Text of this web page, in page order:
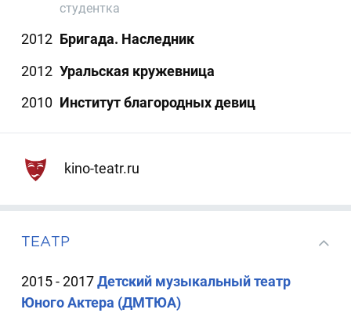
студентка
2012 Бригада. Наследник
2012 Уральская кружевница
2010 Институт благородных девиц
kino-teatr.ru
ТЕАТР
2015 - 2017Детский музыкальный театр
Юного Актера (ДМТЮА)